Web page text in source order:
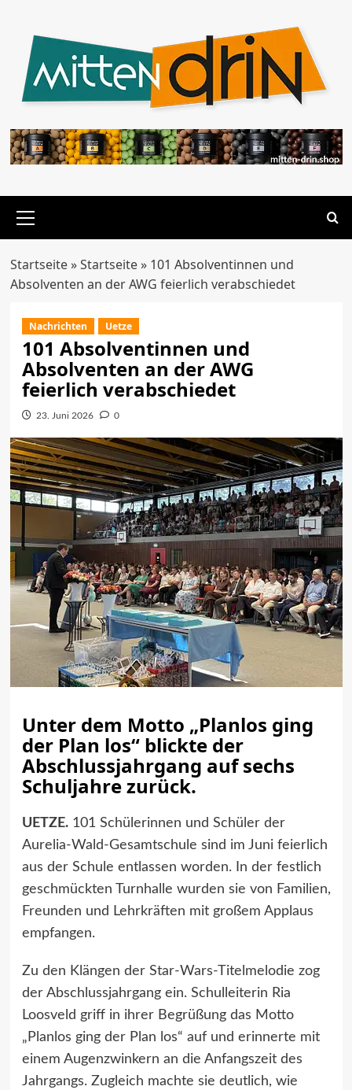
springen
Menü
Startseite»Startseite» 101 Absolventinnen und
Absolventen an der AWG feierlich verabschiedet
Nachrichten Uetze
101 Absolventinnen und
Absolventen an der AWG
feierlich verabschiedet
23. Juni 2026 0
Unter dem Motto „Planlos ging
der Plan los“ blickte der
Abschlussjahrgang auf sechs
Schuljahre zurück.
UETZE.101 Schülerinnen und Schüler der
Aurelia-Wald-Gesamtschule sind im Juni feierlich
aus der Schule entlassen worden. In der festlich
geschmückten Turnhalle wurden sie von Familien,
Freunden und Lehrkräften mit großem Applaus
empfangen.
Zu den Klängen der Star-Wars-Titelmelodie zog
der Abschlussjahrgang ein. Schulleiterin Ria
Loosveld griff in ihrer Begrüßung das Motto
„Planlos ging der Plan los“ auf und erinnerte mit
einem Augenzwinkern an die Anfangszeit des
Jahrgangs. Zugleich machte sie deutlich, wie